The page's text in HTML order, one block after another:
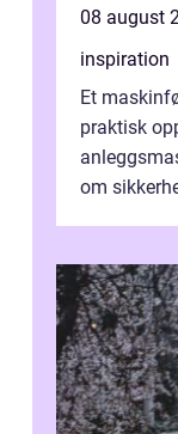
08 august
inspiration
Et
praktisk
om